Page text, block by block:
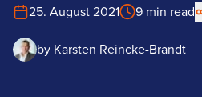
25. August 2021 9 min read
by Karsten Reincke-Brandt